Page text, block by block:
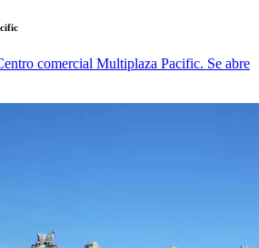
comercial Multiplaza Pacific. Se abre